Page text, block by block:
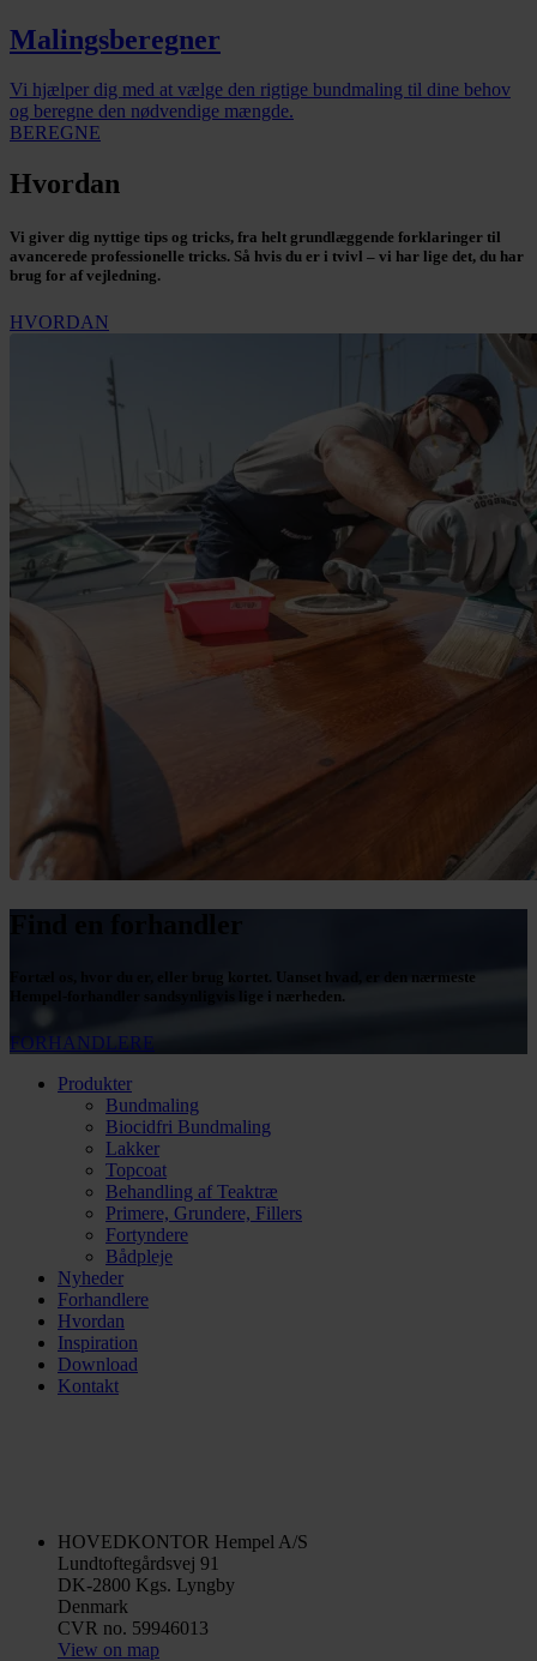
Malingsberegner
Vi hjælper dig med at vælge den rigtige bundmaling til dine behov
og beregne den nødvendige mængde.
BEREGNE
Hvordan
Vi giver dig nyttige tips og tricks, fra helt grundlæggende forklaringer til
avancerede professionelle tricks. Så hvis du er i tvivl – vi har lige det, du har
brug for af vejledning.
HVORDAN
Find en forhandler
Fortæl os, hvor du er, eller brug kortet. Uanset hvad, er den nærmeste
Hempel-forhandler sandsynligvis lige i nærheden.
FORHANDLERE
Produkter
Bundmaling
Biocidfri Bundmaling
Lakker
Topcoat
Behandling af Teaktræ
Primere, Grundere, Fillers
Fortyndere
Bådpleje
Nyheder
Forhandlere
Hvordan
Inspiration
Download
Kontakt
HOVEDKONTOR Hempel A/S
Lundtoftegårdsvej 91
DK-2800 Kgs. Lyngby
Denmark
CVR no. 59946013
View on map